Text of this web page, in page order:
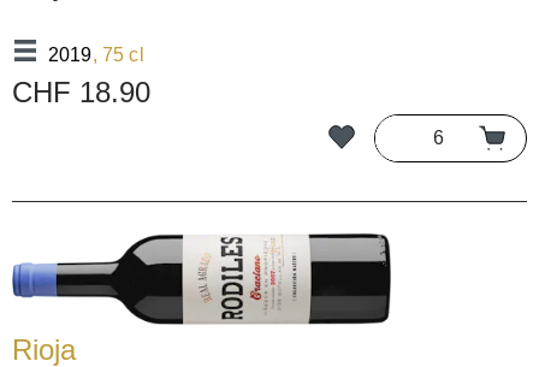
2019, 75 cl
CHF 18.90
Rioja